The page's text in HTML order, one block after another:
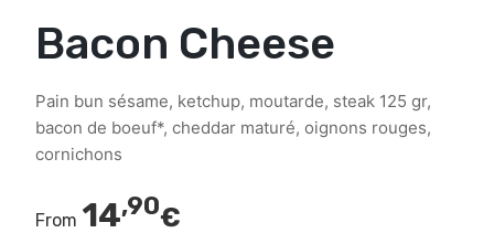
Bacon Cheese
Pain bun sésame, ketchup, moutarde, steak 125 gr,
bacon de boeuf*, cheddar maturé, oignons rouges,
cornichons
From 14,90€